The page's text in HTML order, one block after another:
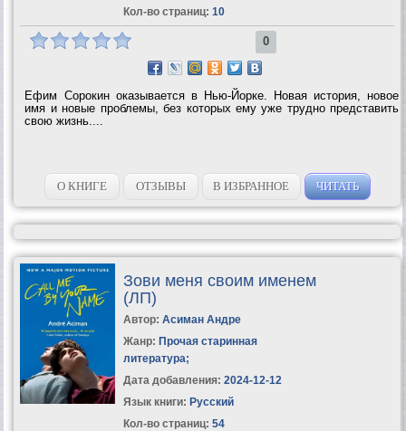
Кол-во страниц: 10
0
Ефим Сорокин оказывается в Нью-Йорке. Новая история, новое
имя и новые проблемы, без которых ему уже трудно представить
свою жизнь....
О КНИГЕ ОТЗЫВЫ В ИЗБРАННОЕ ЧИТАТЬ
Зови меня своим именем
(ЛП)
Автор: Асиман Андре
Жанр: Прочая старинная
литература;
Дата добавления: 2024-12-12
Язык книги: Русский
Кол-во страниц: 54